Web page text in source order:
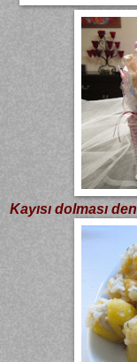
Kayısı dolması